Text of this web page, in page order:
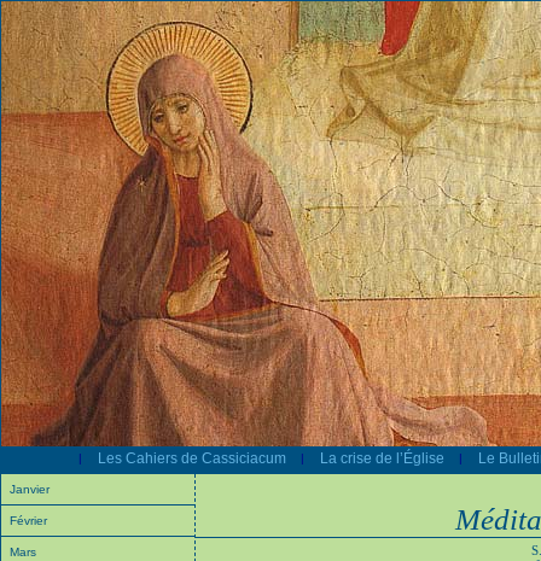
| Les Cahiers de Cassiciacum | La crise de l’Église | Le
Janvier
Février
Mars